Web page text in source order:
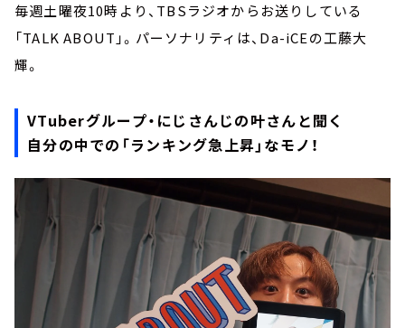
毎週土曜夜10時より、TBSラジオからお送りしている
「TALK ABOUT」。パーソナリティは、Da-iCEの工藤大
輝。
VTuberグループ・にじさんじの叶さんと聞く
自分の中での「ランキング急上昇」なモノ！